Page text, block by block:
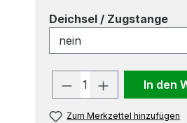
Deichsel / Zugstange
Produkt Anzahl:
In den
Zum Merkzettel hinzufügen